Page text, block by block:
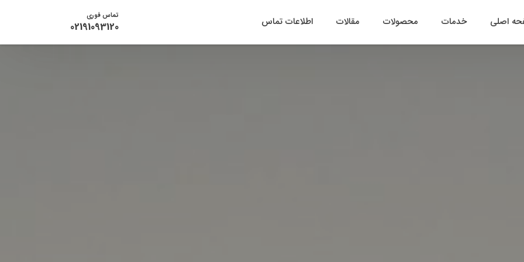
اصلی خدمات محصولات مقالات اطلاعات تماس تماس فوری
02191093120